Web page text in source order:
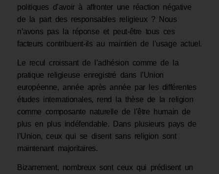
politiques d’avoir à affronter une réaction négative
de la part des responsables religieux ? Nous
n’avons pas la réponse et peut-être tous ces
facteurs contribuent-ils au maintien de l’usage actuel.
Le recul croissant de l’adhésion comme de la
pratique religieuse enregistré dans l’Union
européenne, année après année par les différentes
études internationales, rend la thèse de la religion
comme composante naturelle de l’être humain de
plus en plus indéfendable. Dans plusieurs pays de
l’Union, ceux qui se disent sans religion sont
maintenant majoritaires.
Bizarrement, nombreux sont ceux qui prédisent un